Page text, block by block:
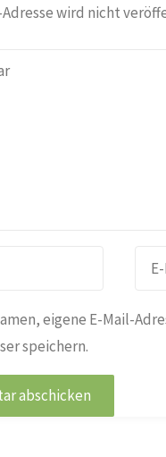
Adresse wird nicht
eigene E-Mail-
speichern.